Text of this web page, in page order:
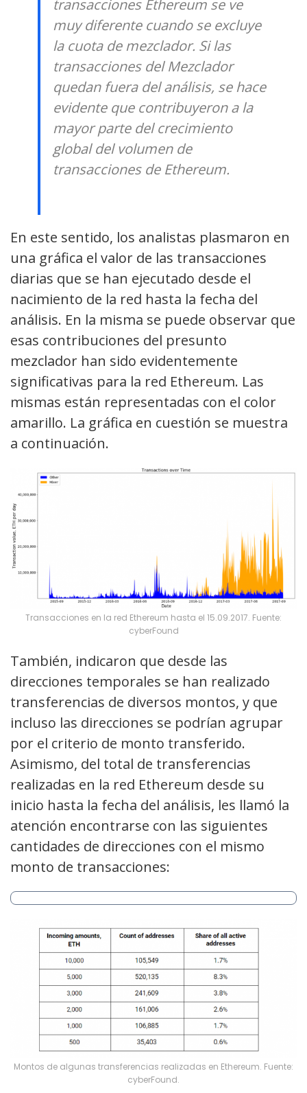
transacciones Ethereum se ve
muy diferente cuando se excluye
la cuota de mezclador. Si las
transacciones del Mezclador
quedan fuera del análisis, se hace
evidente que contribuyeron a la
mayor parte del crecimiento
global del volumen de
transacciones de Ethereum.
En este sentido, los analistas plasmaron en
una gráfica el valor de las transacciones
diarias que se han ejecutado desde el
nacimiento de la red hasta la fecha del
análisis. En la misma se puede observar que
esas contribuciones del presunto
mezclador han sido evidentemente
significativas para la red Ethereum. Las
mismas están representadas con el color
amarillo. La gráfica en cuestión se muestra
a continuación.
Transacciones en la red Ethereum hasta el 15.09.2017. Fuente:
cyberFound
También, indicaron que desde las
direcciones temporales se han realizado
transferencias de diversos montos, y que
incluso las direcciones se podrían agrupar
por el criterio de monto transferido.
Asimismo, del total de transferencias
realizadas en la red Ethereum desde su
inicio hasta la fecha del análisis, les llamó la
atención encontrarse con las siguientes
cantidades de direcciones con el mismo
monto de transacciones:
Montos de algunas transferencias realizadas en Ethereum. Fuente:
cyberFound.